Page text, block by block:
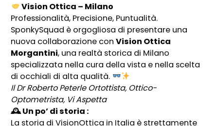
Vision Ottica – Milano
Professionalità, Precisione, Puntualità.
SponkySquad è orgogliosa di presentare una
nuova collaborazione conVision Ottica
Morgantini, una realtà storica di Milano
specializzata nella cura della vista e nella scelta
di occhiali di alta qualità.
IlDr Roberto Peterle Ortottista, Ottico-
Optometrista, Vi Aspetta
🕰 Un po’ di storia :
La storia di VisionOttica in Italia è strettamente